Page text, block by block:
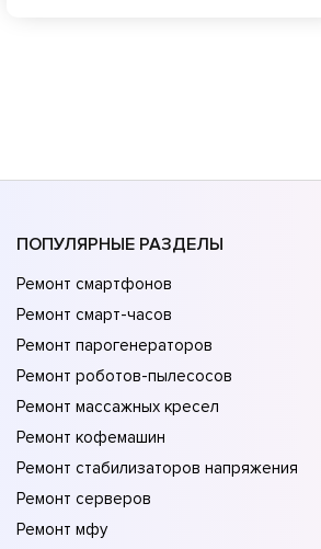
ПОПУЛЯРНЫЕ РАЗДЕЛЫ
Ремонт смартфонов
Ремонт смарт-часов
Ремонт парогенераторов
Ремонт роботов-пылесосов
Ремонт массажных кресел
Ремонт кофемашин
Ремонт стабилизаторов напряжения
Ремонт серверов
Ремонт мфу